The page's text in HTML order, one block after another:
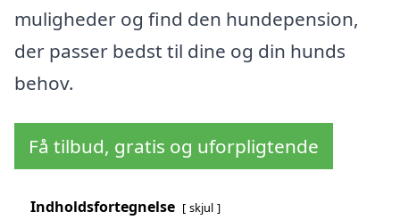
muligheder og find den hundepension,
der passer bedst til dine og din hunds
behov.
Få tilbud, gratis og uforpligtende
Indholdsfortegnelse skjul